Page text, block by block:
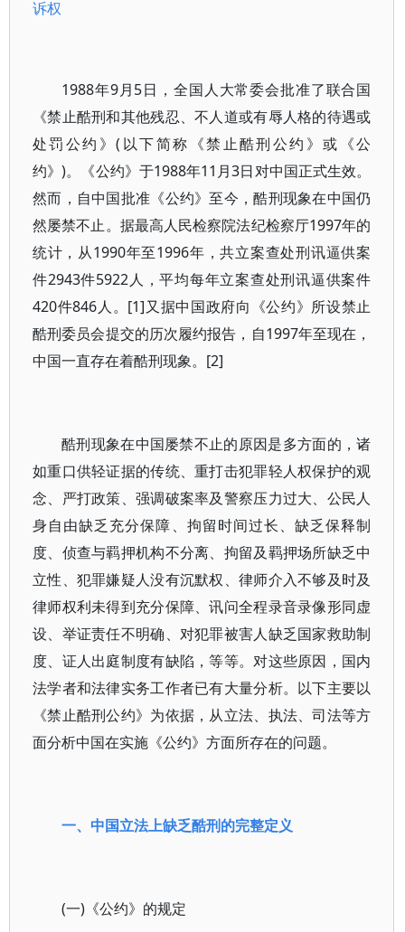
诉权
1988年9月5日，全国人大常委会批准了联合国
《禁止酷刑和其他残忍、不人道或有辱人格的待遇或
处罚公约》(以下简称《禁止酷刑公约》或《公
约》)。《公约》于1988年11月3日对中国正式生效。
然而，自中国批准《公约》至今，酷刑现象在中国仍
然屡禁不止。据最高人民检察院法纪检察厅1997年的
统计，从1990年至1996年，共立案查处刑讯逼供案
件2943件5922人，平均每年立案查处刑讯逼供案件
420件846人。[1]又据中国政府向《公约》所设禁止
酷刑委员会提交的历次履约报告，自1997年至现在，
中国一直存在着酷刑现象。[2]
酷刑现象在中国屡禁不止的原因是多方面的，诸
如重口供轻证据的传统、重打击犯罪轻人权保护的观
念、严打政策、强调破案率及警察压力过大、公民人
身自由缺乏充分保障、拘留时间过长、缺乏保释制
度、侦查与羁押机构不分离、拘留及羁押场所缺乏中
立性、犯罪嫌疑人没有沉默权、律师介入不够及时及
律师权利未得到充分保障、讯问全程录音录像形同虚
设、举证责任不明确、对犯罪被害人缺乏国家救助制
度、证人出庭制度有缺陷，等等。对这些原因，国内
法学者和法律实务工作者已有大量分析。以下主要以
《禁止酷刑公约》为依据，从立法、执法、司法等方
面分析中国在实施《公约》方面所存在的问题。
一、中国立法上缺乏酷刑的完整定义
(一)《公约》的规定